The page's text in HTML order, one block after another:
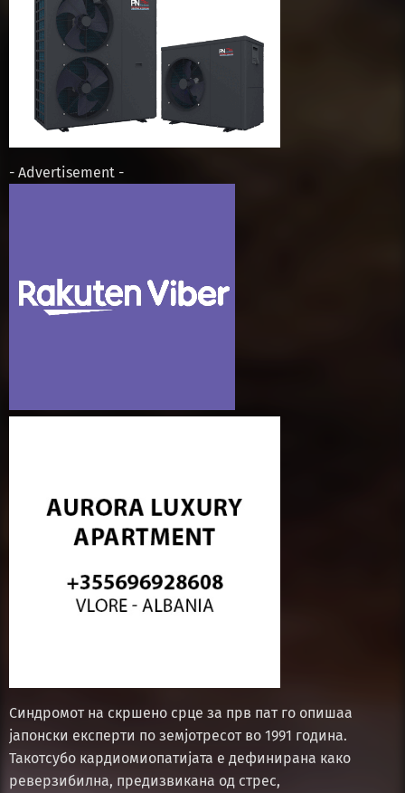
- Advertisement -
Синдромот на скршено срце за прв пат го опишаа
јапонски експерти по земјотресот во 1991 година.
Такотсубо кардиомиопатијата е дефинирана како
реверзибилна, предизвикана од стрес,